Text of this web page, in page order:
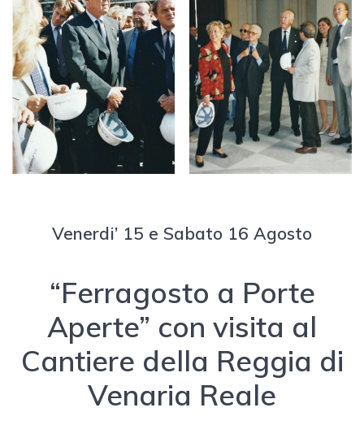
Venerdi’ 15 e Sabato 16 Agosto
“Ferragosto a Porte
Aperte” con visita al
Cantiere della Reggia di
Venaria Reale